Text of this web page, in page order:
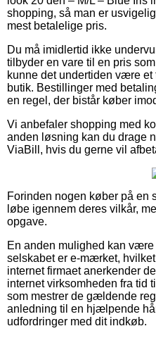
shopping, så man er
mest betalelige pris.
Du må imidlertid ikke
tilbyder en vare til en pris
kunne det undertiden være
butik. Bestillinger med
en regel, der bistår køber
Vi anbefaler shopping med
anden løsning kan du drage
ViaBill, hvis du gerne vil
Forinden nogen køber på en
løbe igennem deres vilkår,
opgave.
En anden mulighed kan være
selskabet er e-mærket,
internet firmaet anerkender
internet virksomheden fra tid
som mestrer de gældende
anledning til en hjælpende
udfordringer med dit indkøb.